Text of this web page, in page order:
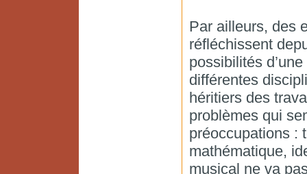
Par ailleurs, des
réfléchissent
possibilités
différentes
héritiers des
problèmes qui
préoccupations :
mathématique,
musical ne va